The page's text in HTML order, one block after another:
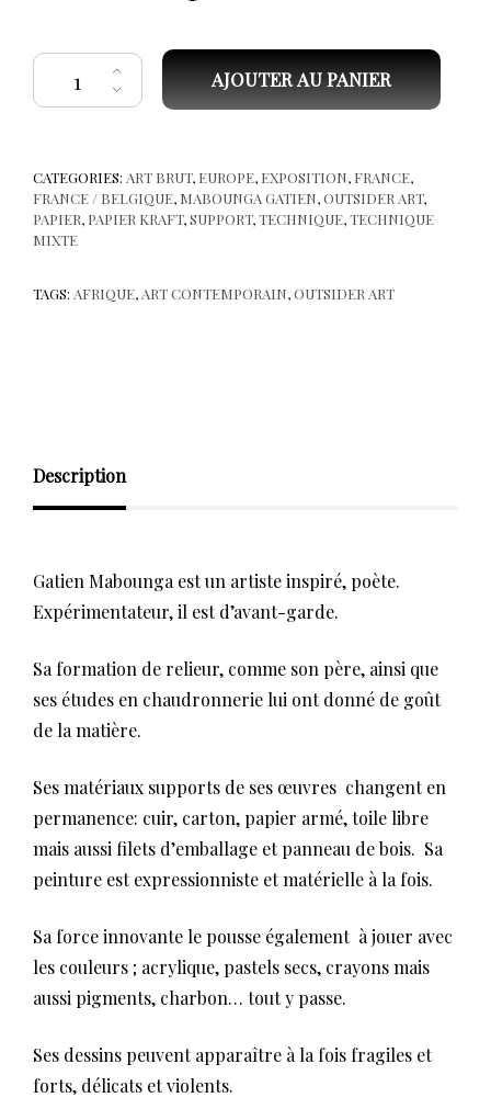
quantité de Gatien MABOUNGA - sans titre 17 D 7
AJOUTER AU PANIER
CATEGORIES: ART BRUT, EUROPE, EXPOSITION, FRANCE,
FRANCE / BELGIQUE, MABOUNGA GATIEN,OUTSIDER ART,
PAPIER, PAPIER KRAFT,SUPPORT,TECHNIQUE,TECHNIQUE
MIXTE
TAGS: AFRIQUE, ART CONTEMPORAIN,OUTSIDER ART
Description
Gatien Mabounga est un artiste inspiré, poète.
Expérimentateur, il est d’avant-garde.
Sa formation de relieur, comme son père, ainsi que
ses études en chaudronnerie lui ont donné de goût
de la matière.
Ses matériaux supports de ses œuvres changent en
permanence: cuir, carton, papier armé, toile libre
mais aussi filets d’emballage et panneau de bois. Sa
peinture est expressionniste et matérielle à la fois.
Sa force innovante le pousse également à jouer avec
les couleurs ; acrylique, pastels secs, crayons mais
aussi pigments, charbon… tout y passe.
Ses dessins peuvent apparaître à la fois fragiles et
forts, délicats et violents.